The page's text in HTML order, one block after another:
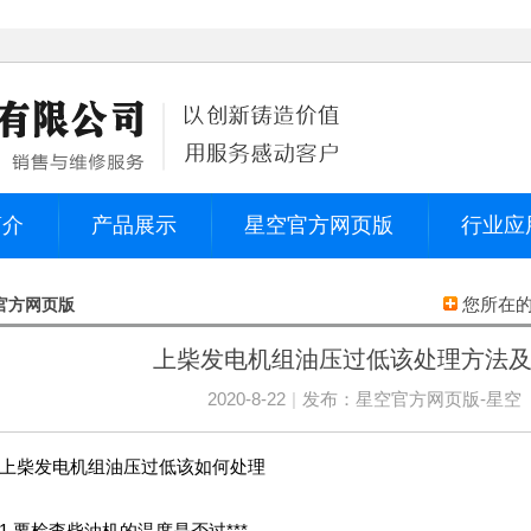
产品展示 星空官方网页版 行业应
方网页版 您所在
上柴发电机组油压过低该处理方法
2020-8-22 | 发布： 星空官方网页版-星空
电机组油压过低该如何处理